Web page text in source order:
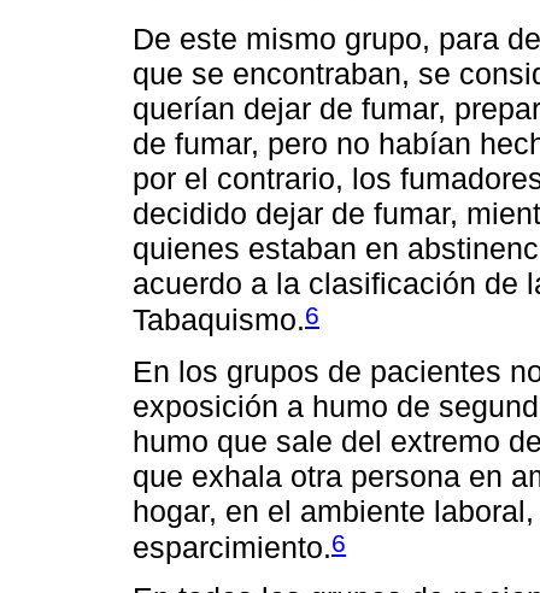
De este mismo grupo, para
que se encontraban, se
querían dejar de fumar,
de fumar, pero no habían
por el contrario, los
decidido dejar de fumar,
quienes estaban en
acuerdo a la clasificación de
Tabaquismo.6
En los grupos de pacientes
exposición a humo de
humo que sale del extremo
que exhala otra persona en
hogar, en el ambiente
esparcimiento.6